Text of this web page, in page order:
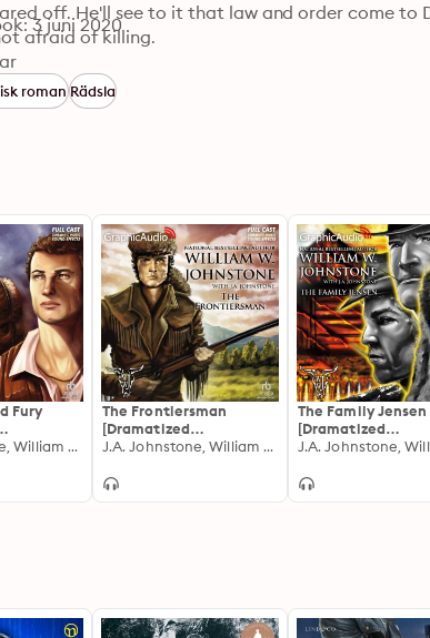
off. He'll see to it that law and order come
afraid of killing.
3 juni 2020
romanRädsla
Fury
Town
J.A. Johnstone, William W. Johnstone
The Frontiersman
[Dramatized
Adaptation]: The
J.A. Johnstone, William W. Johnstone
The Family Jensen
[Dramatized
Adaptation]: